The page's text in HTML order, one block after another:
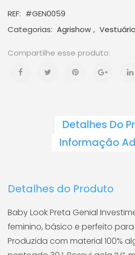
Genial
Investimentos
Gola
REF: #GEN0059
Categorias: Agrishow , Vestuário
Detalhes Do
Informação
Detalhes do Produto
Baby Look Preta Genial
feminino, básico e perfeito
Produzida com material 100%